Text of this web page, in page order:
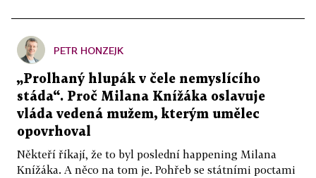
PETR HONZEJK
„Prolhaný hlupák v čele nemyslícího
stáda“. Proč Milana Knížáka oslavuje
vláda vedená mužem, kterým umělec
opovrhoval
Někteří říkají, že to byl poslední happening Milana
Knížáka. A něco na tom je. Pohřeb se státními poctami